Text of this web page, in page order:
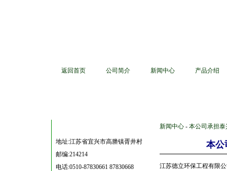
返回首页 公司简介 新闻中心 产品介绍
地址:江苏省宜兴市高塍镇胥井村
邮编:214214
电话:0510-87830661 87830668
新闻中心 - 本公司承担
本公
江苏德立环保工程有限